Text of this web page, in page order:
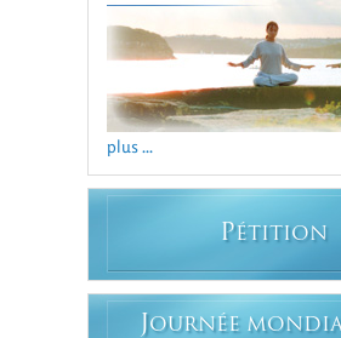
plus ...
PÉTITION
JOURNÉE